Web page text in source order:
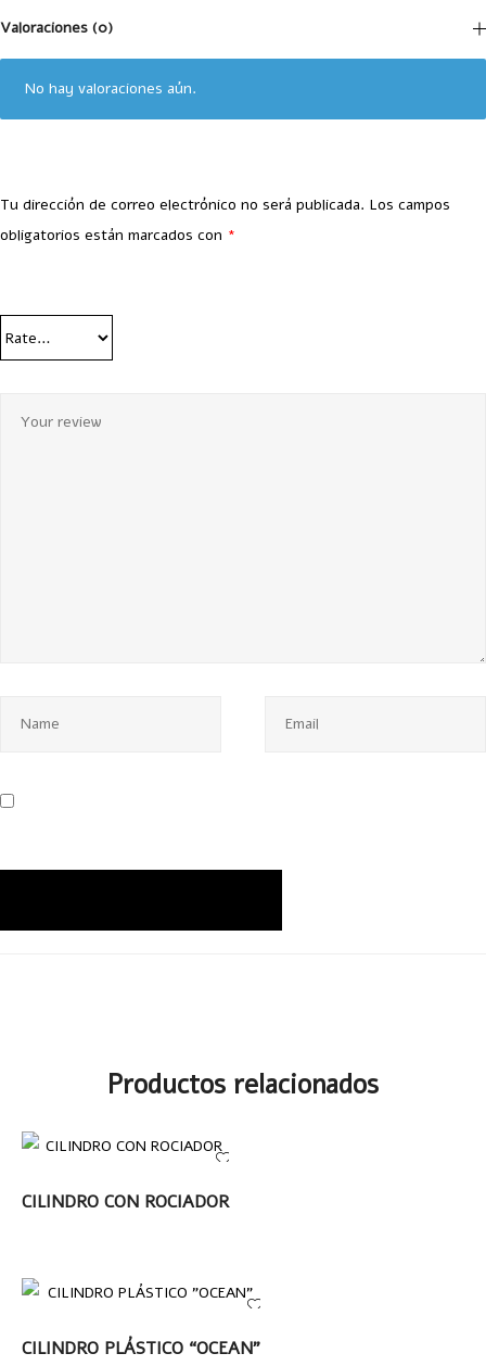
Valoraciones (0)
No hay valoraciones aún.
Tu dirección de correo electrónico no será publicada. Los campos
obligatorios están marcados con *
Productos relacionados
LEER MÁS
CILINDRO CON ROCIADOR
LEER MÁS
CILINDRO PLÁSTICO “OCEAN”